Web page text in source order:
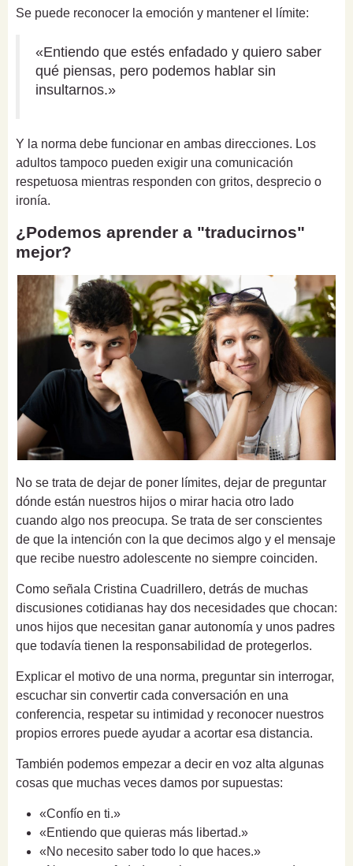
Se puede reconocer la emoción y mantener el límite:
«Entiendo que estés enfadado y quiero saber
qué piensas, pero podemos hablar sin
insultarnos.»
Y la norma debe funcionar en ambas direcciones. Los
adultos tampoco pueden exigir una comunicación
respetuosa mientras responden con gritos, desprecio o
ironía.
¿Podemos aprender a "traducirnos"
mejor?
No se trata de dejar de poner límites, dejar de preguntar
dónde están nuestros hijos o mirar hacia otro lado
cuando algo nos preocupa. Se trata de ser conscientes
de que la intención con la que decimos algo y el mensaje
que recibe nuestro adolescente no siempre coinciden.
Como señala Cristina Cuadrillero, detrás de muchas
discusiones cotidianas hay dos necesidades que chocan:
unos hijos que necesitan ganar autonomía y unos padres
que todavía tienen la responsabilidad de protegerlos.
Explicar el motivo de una norma, preguntar sin interrogar,
escuchar sin convertir cada conversación en una
conferencia, respetar su intimidad y reconocer nuestros
propios errores puede ayudar a acortar esa distancia.
También podemos empezar a decir en voz alta algunas
cosas que muchas veces damos por supuestas:
«Confío en ti.»
«Entiendo que quieras más libertad.»
«No necesito saber todo lo que haces.»